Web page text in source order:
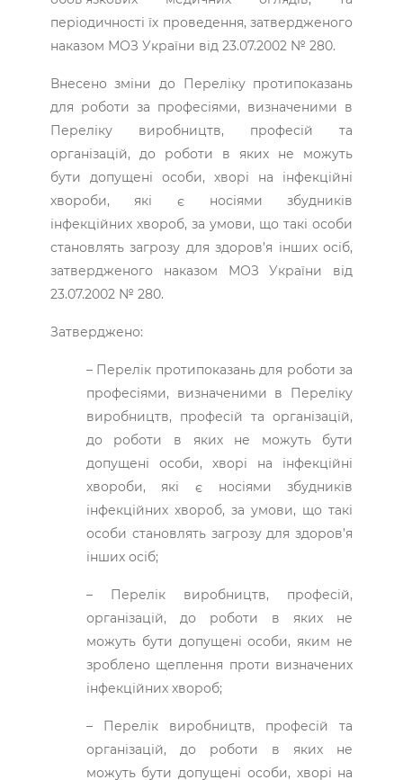
періодичності їх проведення, затвердженого
наказом МОЗ України від 23.07.2002 № 280.
Внесено зміни до Переліку протипоказань
для роботи за професіями, визначеними в
Переліку виробництв, професій та
організацій, до роботи в яких не можуть
бути допущені особи, хворі на інфекційні
хвороби, які є носіями збудників
інфекційних хвороб, за умови, що такі особи
становлять загрозу для здоров’я інших осіб,
затвердженого наказом МОЗ України від
23.07.2002 № 280.
Затверджено:
– Перелік протипоказань для роботи за
професіями, визначеними в Переліку
виробництв, професій та організацій,
до роботи в яких не можуть бути
допущені особи, хворі на інфекційні
хвороби, які є носіями збудників
інфекційних хвороб, за умови, що такі
особи становлять загрозу для здоров’я
інших осіб;
– Перелік виробництв, професій,
організацій, до роботи в яких не
можуть бути допущені особи, яким не
зроблено щеплення проти визначених
інфекційних хвороб;
– Перелік виробництв, професій та
організацій, до роботи в яких не
можуть бути допущені особи, хворі на